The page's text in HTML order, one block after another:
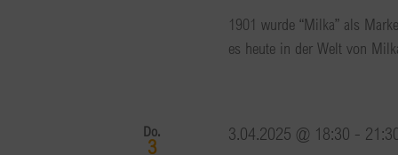
1901 wurde “Milka” als
es heute in der Welt von
Do.
3
3.04.2025 @ 18:30 -